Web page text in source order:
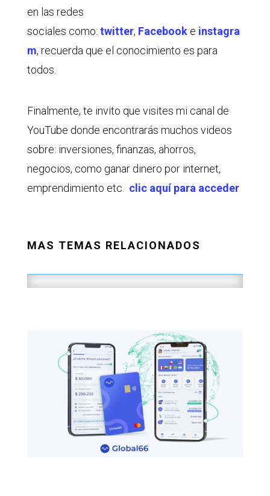
en las redes
sociales como: twitter, Facebook e instagra
m, recuerda que el conocimiento es para
todos.
Finalmente, te invito que visites mi canal de
YouTube donde encontrarás muchos videos
sobre: inversiones, finanzas, ahorros,
negocios, como ganar dinero por internet,
emprendimiento etc.
clic aquí para acceder
MAS TEMAS RELACIONADOS